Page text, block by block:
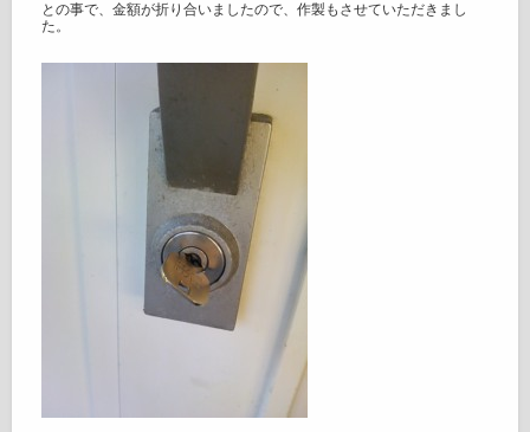
との事で、金額が折り合いましたので、作製もさせていただきまし
た。